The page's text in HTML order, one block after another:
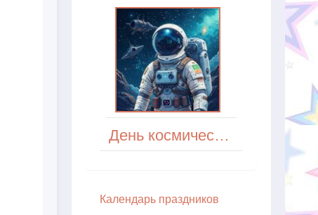
День космического туриста
Кaлeндapь пpaздникoв